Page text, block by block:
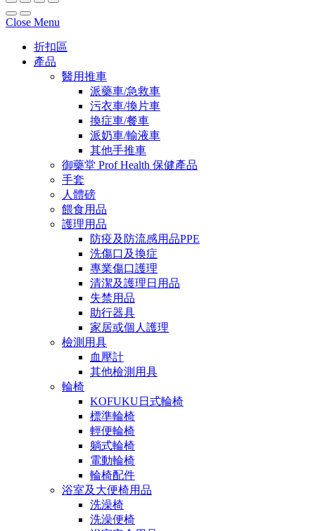
Close Menu
折扣區
產品
醫用推車
派藥車/急救車
污衣車/換片車
換症車/餐車
派奶車/輸液車
其他手推車
御藥堂 Prof Health 保健產品
手套
人體磅
餵食用品
護理用品
防疫及防流感用品PPE
洗傷口及換症
專業傷口護理
清潔及護理日用品
失禁用品
助行器具
家居或個人護理
檢測用具
血壓計
其他檢測用具
輪椅
KOFUKU日式輪椅
標準輪椅
輕便輪椅
躺式輪椅
電動輪椅
輪椅配件
浴室及大便椅用品
洗澡椅
洗澡便椅